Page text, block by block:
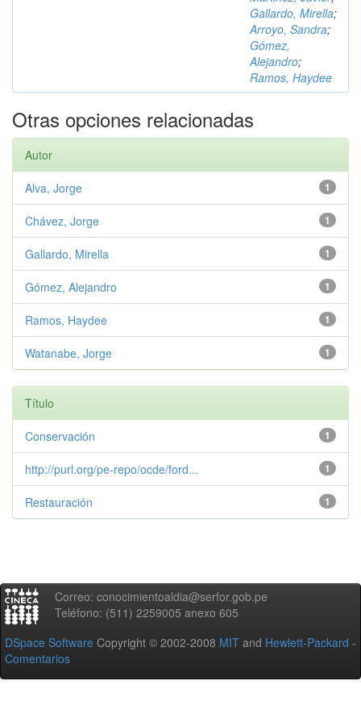
Gallardo, Mirella;
Arroyo, Sandra;
Gómez,
Alejandro;
Ramos, Haydee
Otras opciones relacionadas
Autor
1
Alva, Jorge
1
Chávez, Jorge
1
Gallardo, Mirella
1
Gómez, Alejandro
1
Ramos, Haydee
1
Watanabe, Jorge
Título
1
Conservación
1
http://purl.org/pe-repo/ocde/ford...
1
Restauración
Correo: conocimientoaldia@serfor.gob.pe
Teléfono: (511) 2259005 anexo 605
DSpace Software Copyright © 2002-2008 MIT and Hewlett-Packard -
Comentarios